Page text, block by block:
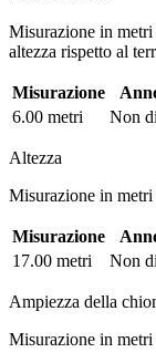
Misurazione in
altezza rispetto al
Misurazione
6.00 metri
Non
Altezza
Misurazione in
Misurazione
17.00 metri
Non
Ampiezza della
Misurazione in